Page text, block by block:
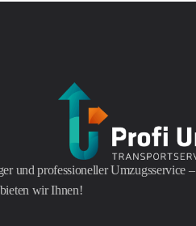
und professioneller Umzugsservice –
wir Ihnen!